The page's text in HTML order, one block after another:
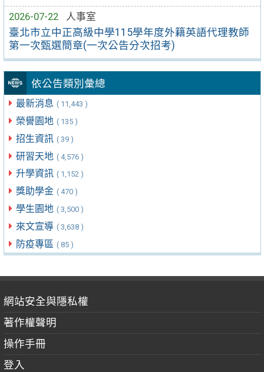
2026-07-22
人事室
臺北市立中正高級中學115學年度外籍英語代理教師
第一次甄選簡章(一次公告分次招考)
依公告類別彙總
最新消息 ( 11,443 )
榮譽園地 ( 135 )
招生資訊 ( 39 )
研習天地 ( 4,576 )
升學資訊 ( 1,152 )
獎助學金 ( 470 )
學生園地 ( 3,500 )
來文宣導 ( 3,638 )
防疫專區 ( 85 )
網站安全與隱私權
著作權聲明
操作手冊
登入